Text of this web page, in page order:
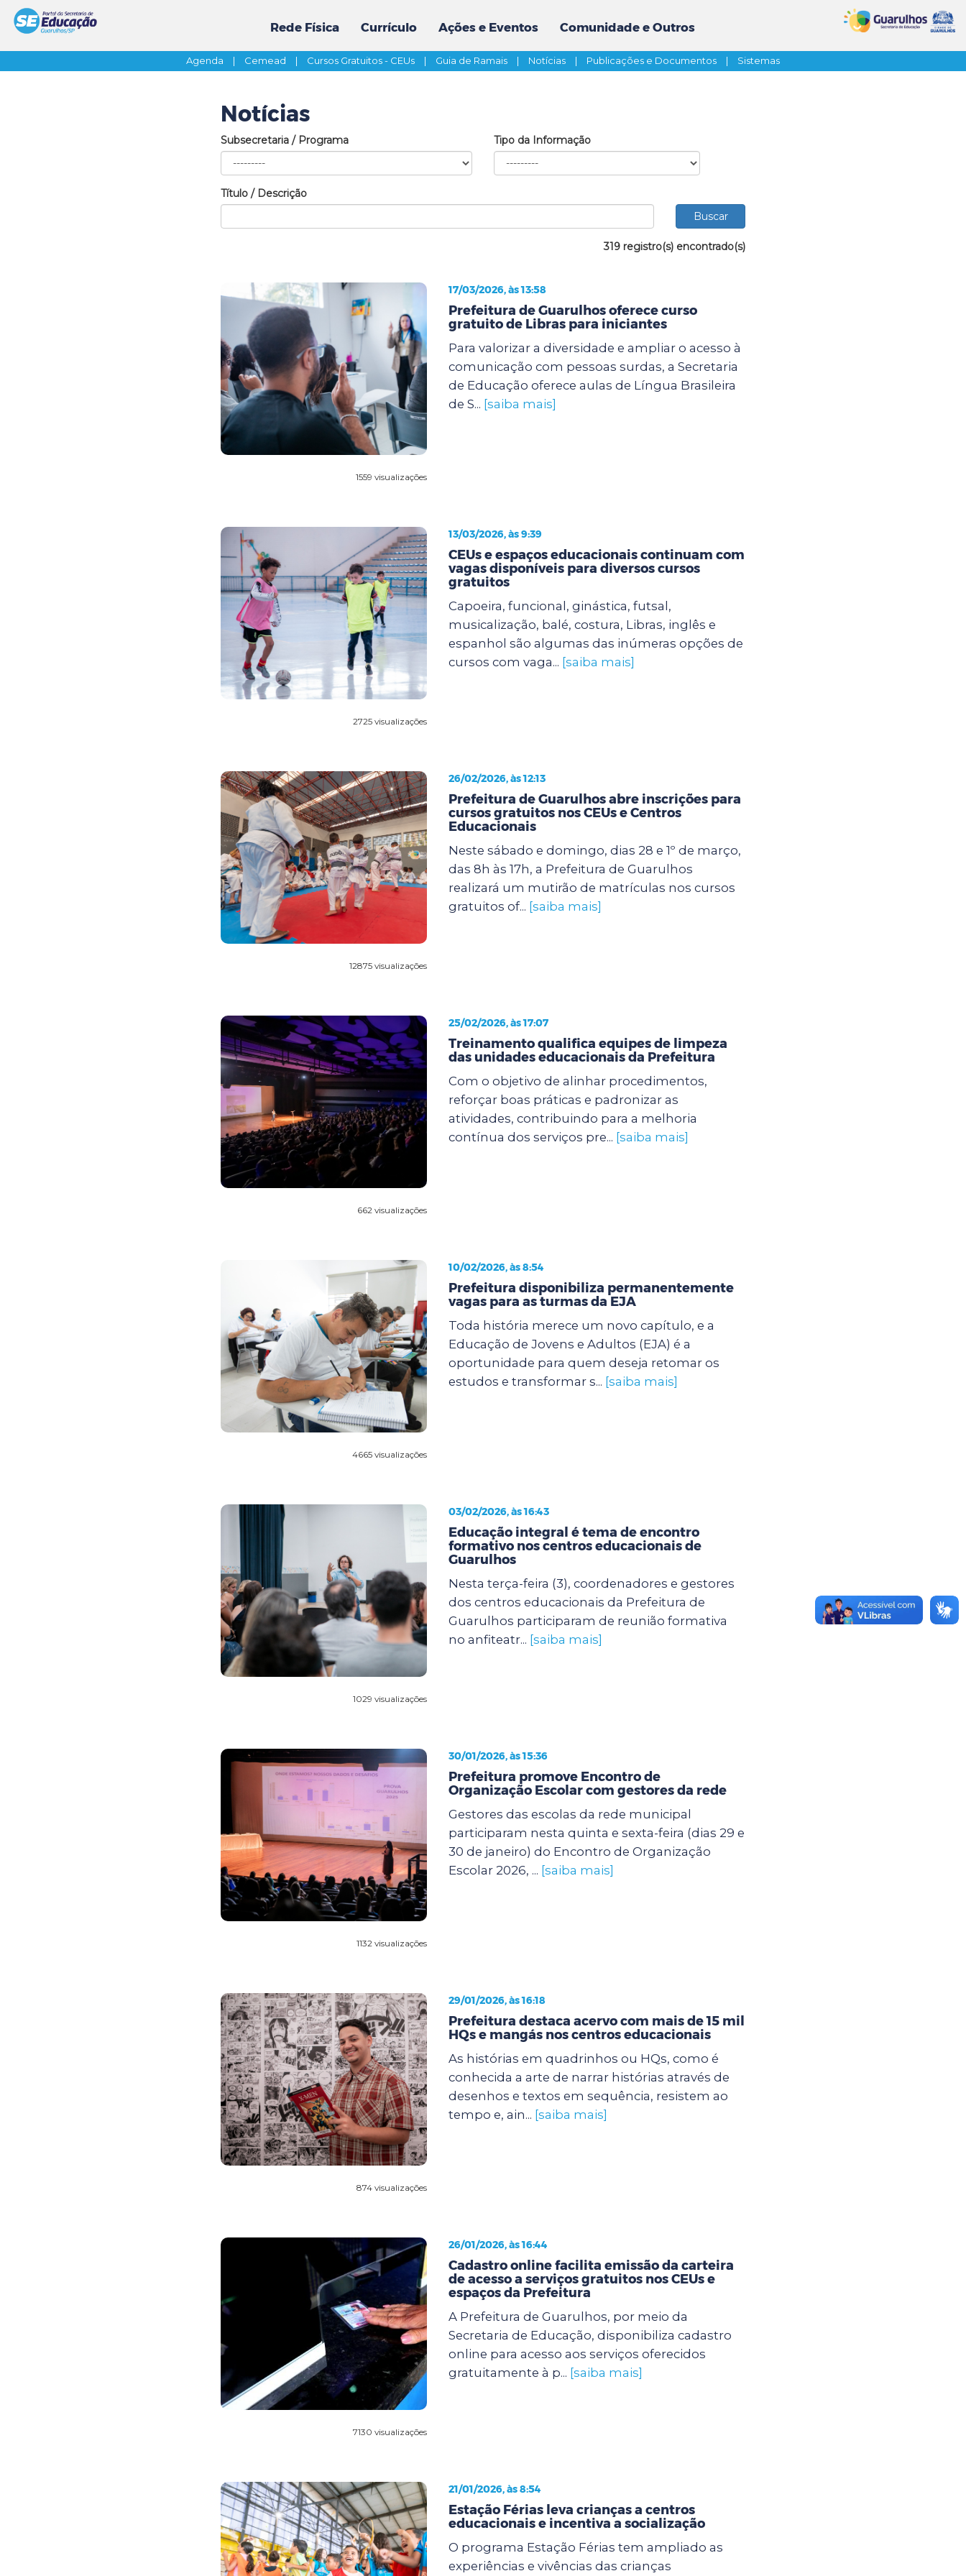
Rede Física Currículo Ações e Eventos Comunidade e Outros
Agenda | Cemead | Cursos Gratuitos - CEUs | Guia de Ramais | Notícias | Publicações e Documentos | Sistemas
Notícias
Subsecretaria / Programa Tipo da Informação
Título / Descrição
319 registro(s) encontrado(s)
1559 visualizações
17/03/2026, às 13:58
Prefeitura de Guarulhos oferece curso
gratuito de Libras para iniciantes
Para valorizar a diversidade e ampliar o acesso à
comunicação com pessoas surdas, a Secretaria
de Educação oferece aulas de Língua Brasileira
de S... [saiba mais]
2725 visualizações
13/03/2026, às 9:39
CEUs e espaços educacionais continuam com
vagas disponíveis para diversos cursos
gratuitos
Capoeira, funcional, ginástica, futsal,
musicalização, balé, costura, Libras, inglês e
espanhol são algumas das inúmeras opções de
cursos com vaga... [saiba mais]
12875 visualizações
26/02/2026, às 12:13
Prefeitura de Guarulhos abre inscrições para
cursos gratuitos nos CEUs e Centros
Educacionais
Neste sábado e domingo, dias 28 e 1º de março,
das 8h às 17h, a Prefeitura de Guarulhos
realizará um mutirão de matrículas nos cursos
gratuitos of... [saiba mais]
662 visualizações
25/02/2026, às 17:07
Treinamento qualifica equipes de limpeza
das unidades educacionais da Prefeitura
Com o objetivo de alinhar procedimentos,
reforçar boas práticas e padronizar as
atividades, contribuindo para a melhoria
contínua dos serviços pre... [saiba mais]
4665 visualizações
10/02/2026, às 8:54
Prefeitura disponibiliza permanentemente
vagas para as turmas da EJA
Toda história merece um novo capítulo, e a
Educação de Jovens e Adultos (EJA) é a
oportunidade para quem deseja retomar os
estudos e transformar s... [saiba mais]
1029 visualizações
03/02/2026, às 16:43
Educação integral é tema de encontro
formativo nos centros educacionais de
Guarulhos
Nesta terça-feira (3), coordenadores e gestores
dos centros educacionais da Prefeitura de
Guarulhos participaram de reunião formativa
no anfiteatr... [saiba mais]
1132 visualizações
30/01/2026, às 15:36
Prefeitura promove Encontro de
Organização Escolar com gestores da rede
Gestores das escolas da rede municipal
participaram nesta quinta e sexta-feira (dias 29 e
30 de janeiro) do Encontro de Organização
Escolar 2026, ... [saiba mais]
874 visualizações
29/01/2026, às 16:18
Prefeitura destaca acervo com mais de 15 mil
HQs e mangás nos centros educacionais
As histórias em quadrinhos ou HQs, como é
conhecida a arte de narrar histórias através de
desenhos e textos em sequência, resistem ao
tempo e, ain... [saiba mais]
7130 visualizações
26/01/2026, às 16:44
Cadastro online facilita emissão da carteira
de acesso a serviços gratuitos nos CEUs e
espaços da Prefeitura
A Prefeitura de Guarulhos, por meio da
Secretaria de Educação, disponibiliza cadastro
online para acesso aos serviços oferecidos
gratuitamente à p... [saiba mais]
21/01/2026, às 8:54
Estação Férias leva crianças a centros
educacionais e incentiva a socialização
O programa Estação Férias tem ampliado as
experiências e vivências das crianças